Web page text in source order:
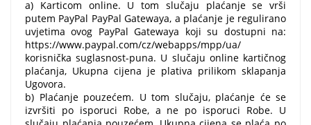
a) Karticom online. U tom slučaju plaćanje se vrši
putem PayPal PayPal Gatewaya, a plaćanje je regulirano
uvjetima ovog PayPal Gatewaya koji su dostupni na:
https://www.paypal.com/cz/webapps/mpp/ua/
korisnička suglasnost-puna. U slučaju online kartičnog
plaćanja, Ukupna cijena je plativa prilikom sklapanja
Ugovora.
b) Plaćanje pouzećem. U tom slučaju, plaćanje će se
izvršiti po isporuci Robe, a ne po isporuci Robe. U